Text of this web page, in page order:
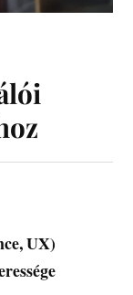
UX)